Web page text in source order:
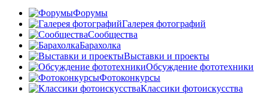
Форумы
Галерея фотографий
Сообщества
Барахолка
Выставки и проекты
Обсуждение фототехники
Фотоконкурсы
Классики фотоискусства